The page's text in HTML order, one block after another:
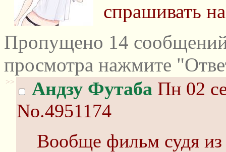
спрашивать
Пропущено 14
просмотра нажмите
>> Андзу Футаба Пн 02
No.4951174
Вообще фильм судя